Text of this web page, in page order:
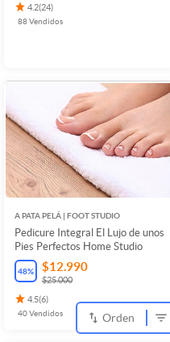
4.2(24)
88Vendidos
A PATA PELÁ | FOOT STUDIO
Pedicure Integral El Lujo de unos
Pies Perfectos Home Studio
48% $12.990
$25.000
4.5(6)
40Vendidos Orden